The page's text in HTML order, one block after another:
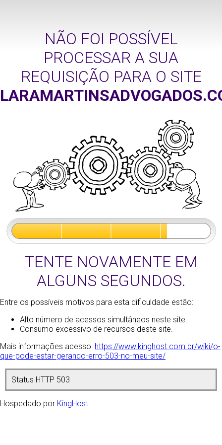
NÃO FOI POSSÍVEL
PROCESSAR A SUA
REQUISIÇÃO PARA O SITE
TENTE NOVAMENTE EM
ALGUNS SEGUNDOS.
Entre os possíveis motivos para esta dificuldade estão:
Alto número de acessos simultâneos neste site.
Consumo excessivo de recursos deste site.
Mais informações acesso: https://www.kinghost.com.br/wiki/o-
que-pode-estar-gerando-erro-503-no-meu-site/
Status HTTP 503
Hospedado por KingHost